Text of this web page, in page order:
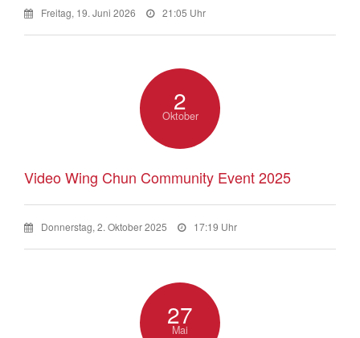
Freitag, 19. Juni 2026 21:05 Uhr
2
Oktober
Video Wing Chun Community Event 2025
Donnerstag, 2. Oktober 2025 17:19 Uhr
27
Mai